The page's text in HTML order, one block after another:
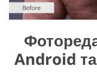
Android